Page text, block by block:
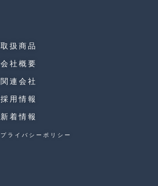
取扱商品
会社概要
関連会社
採用情報
新着情報
プライバシーポリシー